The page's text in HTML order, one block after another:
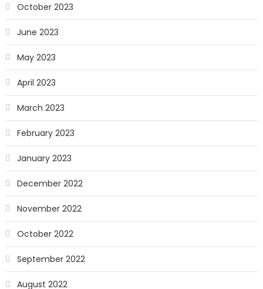
October 2023
June 2023
May 2023
April 2023
March 2023
February 2023
January 2023
December 2022
November 2022
October 2022
September 2022
August 2022